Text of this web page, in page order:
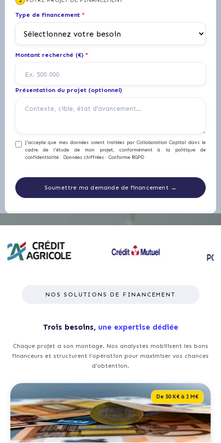
Type de financement *
Montant recherché (€) *
Présentation du projet (optionnel)
J'accepte que mes données soient traitées par Collaboration Capital dans le
cadre de l'étude de mon projet, conformément à la politique de
confidentialité. Données chiffrées · Conforme RGPD
NOS SOLUTIONS DE FINANCEMENT
Trois besoins, une expertise dédiée
Chaque projet a son montage. Nos analystes mobilisent les bons
financeurs et structurent l'opération pour maximiser vos chances
d'obtention.
De 50 K€ à 2 M€